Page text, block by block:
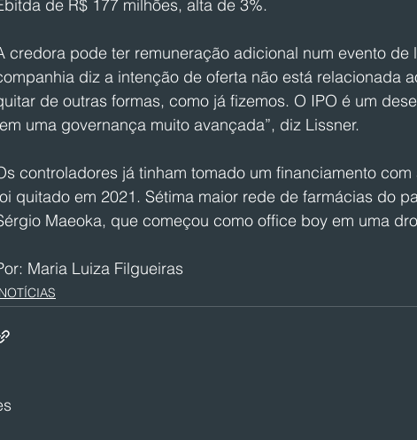
de R$ 177 milhões, alta de 3%.
credora pode ter remuneração adicional num evento de
diz a intenção de oferta não está relacionada
de outras formas, como já fizemos. O IPO é um
uma governança muito avançada”, diz Lissner.
controladores já tinham tomado um financiamento
quitado em 2021. Sétima maior rede de farmácias do
Maeoka, que começou como office boy em uma
Maria Luiza Filgueiras
NOTÍCIAS